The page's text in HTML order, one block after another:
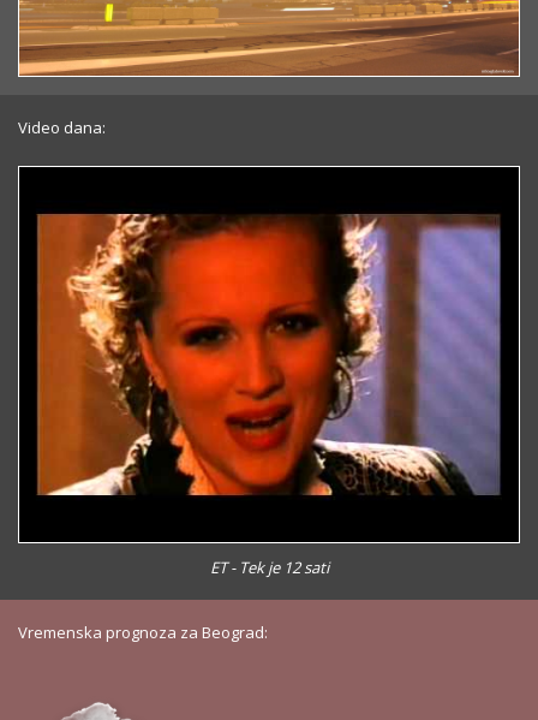
Video dana:
ET - Tek je 12 sati
Vremenska prognoza za Beograd: